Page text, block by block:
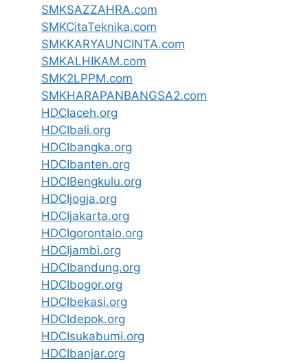
SMKSAZZAHRA.com
SMKCitaTeknika.com
SMKKARYAUNCINTA.com
SMKALHIKAM.com
SMK2LPPM.com
SMKHARAPANBANGSA2.com
HDCIaceh.org
HDCIbali.org
HDCIbangka.org
HDCIbanten.org
HDCIBengkulu.org
HDCIjogja.org
HDCIjakarta.org
HDCIgorontalo.org
HDCIjambi.org
HDCIbandung.org
HDCIbogor.org
HDCIbekasi.org
HDCIdepok.org
HDCIsukabumi.org
HDCIbanjar.org